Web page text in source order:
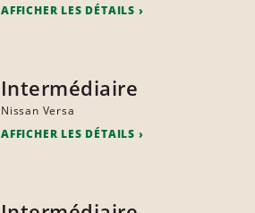
AFFICHER LES DÉTAILS
Intermédiaire
Nissan Versa
AFFICHER LES DÉTAILS